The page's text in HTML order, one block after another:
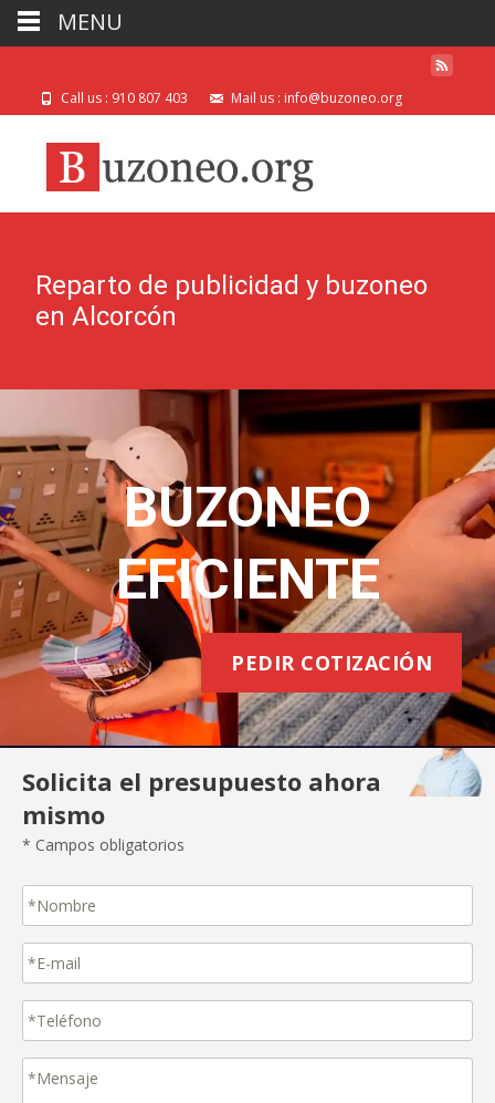
Call us : 910 807 403 Mail us : info@buzoneo.org
Reparto de publicidad y buzoneo
en Alcorcón
BUZONEO
EFICIENTE
PEDIR COTIZACIÓN
Solicita el presupuesto ahora
mismo
* Campos obligatorios
MENU